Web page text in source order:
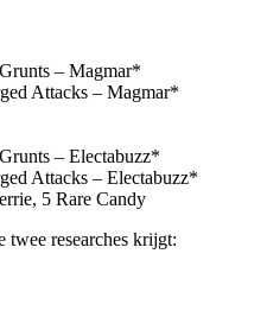
– Magmar*
Attacks – Magmar*
– Electabuzz*
Attacks – Electabuzz*
5 Rare Candy
twee researches krijgt: